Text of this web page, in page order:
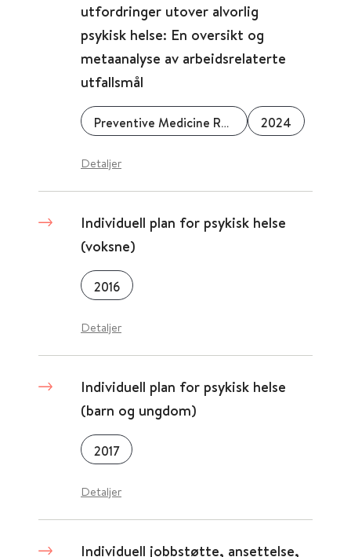
utfordringer utover alvorlig
psykisk helse: En oversikt og
metaanalyse av arbeidsrelaterte
utfallsmål
Preventive Medicine Reports 2024
Detaljer
Individuell plan for psykisk helse
(voksne)
2016
Detaljer
Individuell plan for psykisk helse
(barn og ungdom)
2017
Detaljer
Individuell jobbstøtte, ansettelse,